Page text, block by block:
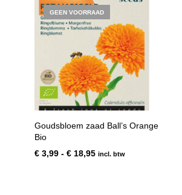
GEEN VOORRAAD
Goudsbloem zaad Ball’s Orange
Bio
€ 3,99 - € 18,95Prijsklasse:
incl. btw